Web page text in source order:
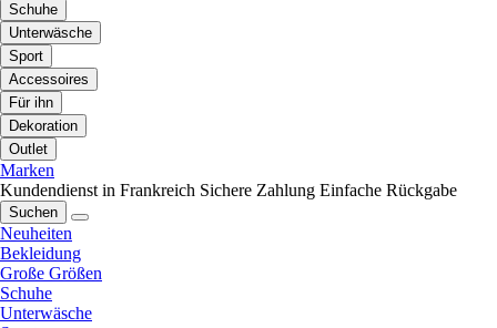
Schuhe
Unterwäsche
Sport
Accessoires
Für ihn
Dekoration
Outlet
Marken
Kundendienst in Frankreich Sichere Zahlung Einfache Rückgabe
Suchen
Neuheiten
Bekleidung
Große Größen
Schuhe
Unterwäsche